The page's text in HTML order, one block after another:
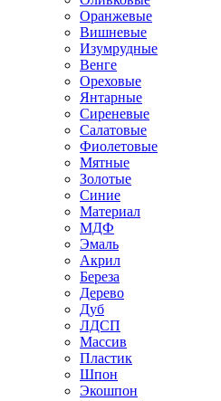
Оранжевые
Вишневые
Изумрудные
Венге
Ореховые
Янтарные
Сиреневые
Салатовые
Фиолетовые
Мятные
Золотые
Синие
Материал
МДФ
Эмаль
Акрил
Береза
Дерево
Дуб
ЛДСП
Массив
Пластик
Шпон
Экошпон